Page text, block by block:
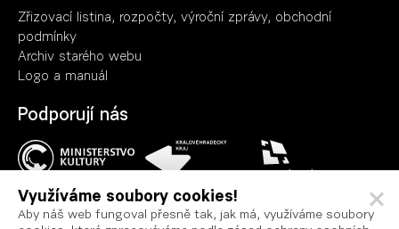
Zřizovací listina, rozpočty, výroční zprávy, obchodní
podmínky
Archiv starého webu
Logo a manuál
Podporují nás
Využíváme soubory cookies!
Aby náš web fungoval přesně tak, jak má, využíváme soubory